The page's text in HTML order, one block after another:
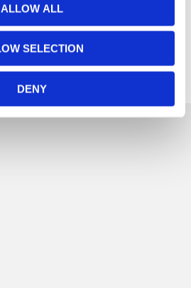
ALLOW ALL
SELECTION
DENY
Värnamo Of Sweden